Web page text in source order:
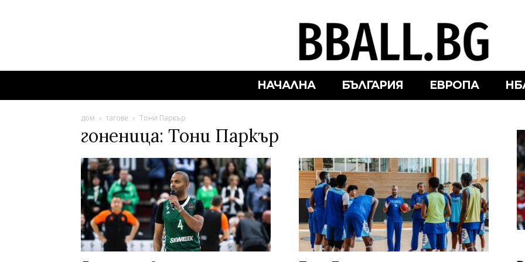
НАЧАЛНА БЪЛГАРИЯ ЕВРОПА
дом тагове Тони Паркър
гоненица: Тони Паркър